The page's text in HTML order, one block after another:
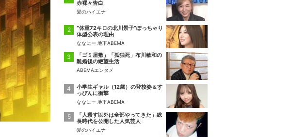
赤裸々告白
愛のハイエナ
“体重72キロの北川景子”ぽっちゃり
体型公表の理由
ななにー 地下ABEMA
「ゴミ屋敷」「孤独死」布川敏和の
離婚後の絶望生活
ABEMAエンタメ
小学生ギャル（12歳）の登校姿＆す
っぴんに衝撃
ななにー 地下ABEMA
「人殺す以外は全部やってきた」総
長時代を公開した人気芸人
愛のハイエナ